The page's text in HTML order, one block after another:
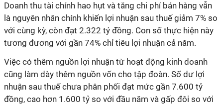
Doanh thu tài chính hao hụt và tăng chi phí bán hàng vẫn
là nguyên nhân chính khiến lợi nhuận sau thuế giảm 7% so
với cùng kỳ, còn đạt 2.322 tỷ đồng. Con số thực hiện này
tương đương với gần 74% chỉ tiêu lợi nhuận cả năm.
Việc có thêm nguồn lợi nhuận từ hoạt động kinh doanh
cũng làm dày thêm nguồn vốn cho tập đoàn. Số dư lợi
nhuận sau thuế chưa phân phối đạt mức gần 7.600 tỷ
đồng, cao hơn 1.600 tỷ so với đầu năm và gấp đôi so với